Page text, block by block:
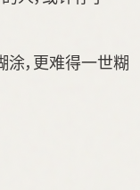
涂，更难得一世糊